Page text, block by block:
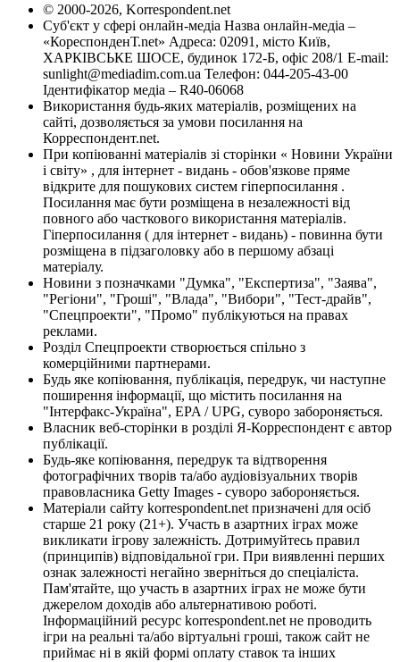
© 2000-2026, Korrespondent.net
Суб'єкт у сфері онлайн-медіа Назва онлайн-медіа –
«КореспонденТ.net» Адреса: 02091, місто Київ,
ХАРКІВСЬКЕ ШОСЕ, будинок 172-Б, офіс 208/1 E-mail:
sunlight@mediadim.com.ua Телефон: 044-205-43-00
Ідентифікатор медіа – R40-06068
Використання будь-яких матеріалів, розміщених на
сайті, дозволяється за умови посилання на
Корреспондент.net.
При копіюванні матеріалів зі сторінки « Новини України
і світу» , для інтернет - видань - обов'язкове пряме
відкрите для пошукових систем гіперпосилання .
Посилання має бути розміщена в незалежності від
повного або часткового використання матеріалів.
Гіперпосилання ( для інтернет - видань) - повинна бути
розміщена в підзаголовку або в першому абзаці
матеріалу.
Новини з позначками "Думка", "Експертиза", "Заява",
"Регіони", "Гроші", "Влада", "Вибори", "Тест-драйв",
"Спецпроекти", "Промо" публікуються на правах
реклами.
Розділ Спецпроекти створюється спільно з
комерційними партнерами.
Будь яке копіювання, публікація, передрук, чи наступне
поширення інформації, що містить посилання на
"Інтерфакс-Україна", EPA / UPG, суворо забороняється.
Власник веб-сторінки в розділі Я-Корреспондент є автор
публікації.
Будь-яке копіювання, передрук та відтворення
фотографічних творів та/або аудіовізуальних творів
правовласника Getty Images - суворо забороняється.
Матеріали сайту korrespondent.net призначені для осіб
старше 21 року (21+). Участь в азартних іграх може
викликати ігрову залежність. Дотримуйтесь правил
(принципів) відповідальної гри. При виявленні перших
ознак залежності негайно зверніться до спеціаліста.
Пам'ятайте, що участь в азартних іграх не може бути
джерелом доходів або альтернативою роботі.
Інформаційний ресурс korrespondent.net не проводить
ігри на реальні та/або віртуальні гроші, також сайт не
приймає ні в якій формі оплату ставок та інших